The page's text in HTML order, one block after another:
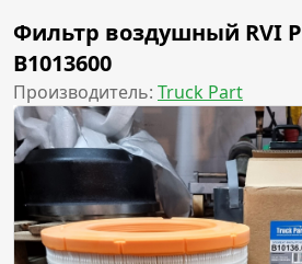
Фильтр воздушный RVI
B1013600
Производитель: Truck Part